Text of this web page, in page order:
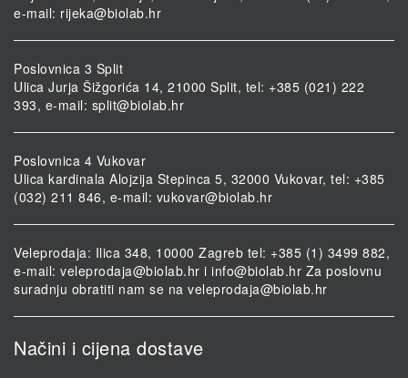
e-mail: rijeka@biolab.hr
Poslovnica 3 Split
Ulica Jurja Šižgorića 14, 21000 Split, tel: +385 (021) 222
393, e-mail: split@biolab.hr
Poslovnica 4 Vukovar
Ulica kardinala Alojzija Stepinca 5, 32000 Vukovar, tel: +385
(032) 211 846, e-mail: vukovar@biolab.hr
Veleprodaja: Ilica 348, 10000 Zagreb tel: +385 (1) 3499 882,
e-mail: veleprodaja@biolab.hr i info@biolab.hr Za poslovnu
suradnju obratiti nam se na veleprodaja@biolab.hr
Načini i cijena dostave